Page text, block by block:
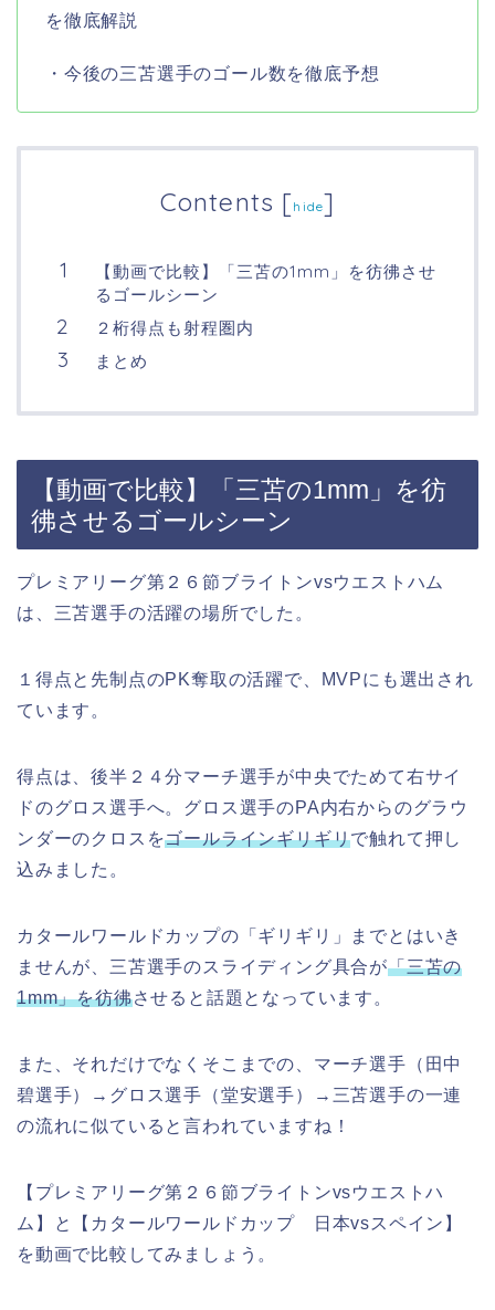
を徹底解説
・今後の三苫選手のゴール数を徹底予想
Contents [hide]
【動画で比較】「三苫の1mm」を彷彿させ
るゴールシーン
２桁得点も射程圏内
まとめ
【動画で比較】「三苫の1mm」を彷
彿させるゴールシーン
プレミアリーグ第２６節ブライトンvsウエストハム
は、三苫選手の活躍の場所でした。
１得点と先制点のPK奪取の活躍で、MVPにも選出され
ています。
得点は、後半２４分マーチ選手が中央でためて右サイ
ドのグロス選手へ。グロス選手のPA内右からのグラウ
ンダーのクロスをゴールラインギリギリで触れて押し
込みました。
カタールワールドカップの「ギリギリ」までとはいき
ませんが、三苫選手のスライディング具合が「三苫の
1mm」を彷彿させると話題となっています。
また、それだけでなくそこまでの、マーチ選手（田中
碧選手）→グロス選手（堂安選手）→三苫選手の一連
の流れに似ていると言われていますね！
【プレミアリーグ第２６節ブライトンvsウエストハ
ム】と【カタールワールドカップ 日本vsスペイン】
を動画で比較してみましょう。